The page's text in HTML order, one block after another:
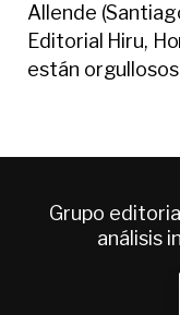
Allende
Editorial Hiru,
están
Grupo
análisis